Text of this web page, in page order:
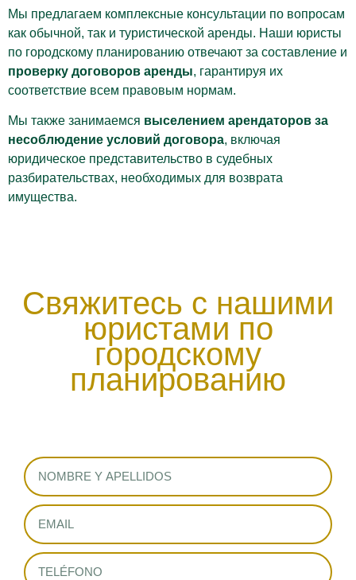
Мы предлагаем комплексные консультации по вопросам
как обычной, так и туристической аренды. Наши юристы
по городскому планированию отвечают за составление и
проверку договоров аренды, гарантируя их
соответствие всем правовым нормам.
Мы также занимаемся выселением арендаторов за
несоблюдение условий договора, включая
юридическое представительство в судебных
разбирательствах, необходимых для возврата
имущества.
Свяжитесь с нашими
юристами по
городскому
планированию